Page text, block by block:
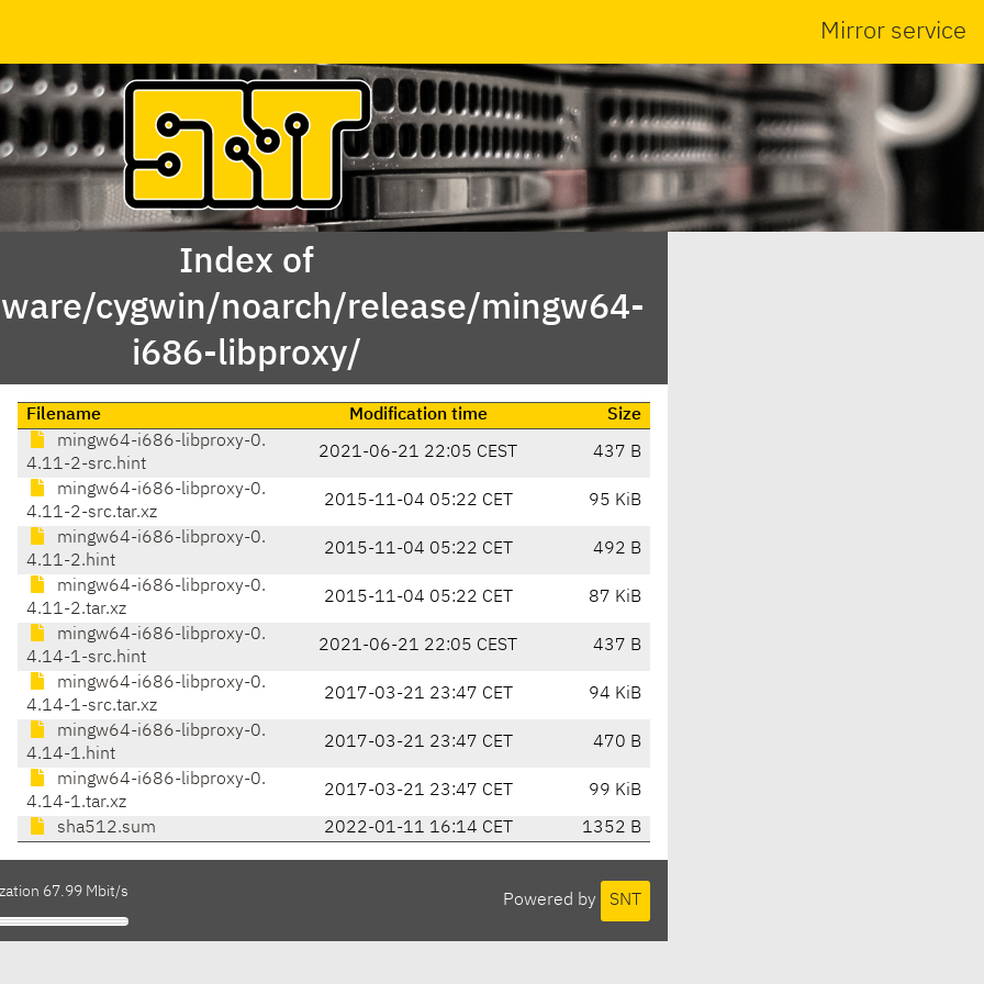
Mirror service
Index of
cygwin/noarch/release/mingw64-
i686-libproxy/
Filename Modification time
Size
mingw64-i686-libproxy-0.
4.11-2-src.hint
2021-06-21 22:05 CEST 437 B
mingw64-i686-libproxy-0.
4.11-2-src.tar.xz
2015-11-04 05:22 CET 95 KiB
mingw64-i686-libproxy-0.
4.11-2.hint
2015-11-04 05:22 CET 492 B
mingw64-i686-libproxy-0.
4.11-2.tar.xz
2015-11-04 05:22 CET 87 KiB
mingw64-i686-libproxy-0.
4.14-1-src.hint
2021-06-21 22:05 CEST 437 B
mingw64-i686-libproxy-0.
4.14-1-src.tar.xz
2017-03-21 23:47 CET 94 KiB
mingw64-i686-libproxy-0.
4.14-1.hint
2017-03-21 23:47 CET 470 B
mingw64-i686-libproxy-0.
4.14-1.tar.xz
2017-03-21 23:47 CET 99 KiB
sha512.sum 2022-01-11 16:14 CET 1352 B
Powered by SNT
67.99 Mbit/s